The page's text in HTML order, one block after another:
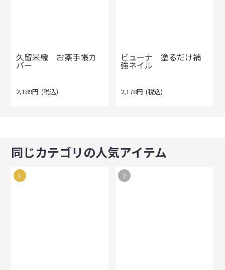
久留米織 お薬手帳カ
バー
2,189円 (税込)
ビューナ 塗るだけ補
強ネイル
2,178円 (税込)
同じカテゴリの人気アイテム
1 2